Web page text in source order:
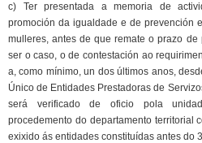
c) Ter presentada a memoria de
promoción da igualdade e de prevención
mulleres, antes de que remate o prazo
ser o caso, o de contestación ao
a, como mínimo, un dos últimos anos,
Único de Entidades Prestadoras de
será verificado de oficio pola
procedemento do departamento territorial
exixido ás entidades constituídas antes do